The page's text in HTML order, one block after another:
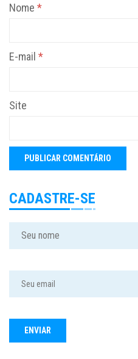
Nome *
E-mail *
Site
CADASTRE-SE